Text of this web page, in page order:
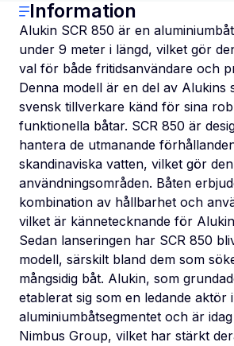
Information
Alukin SCR 850 är en
under 9 meter i längd, vilket gör
val för både fritidsanvändare och
Denna modell är en del av Alukins
svensk tillverkare känd för sina
funktionella båtar. SCR 850 är
hantera de utmanande
skandinaviska vatten, vilket gör
användningsområden. Båten
kombination av hållbarhet och
vilket är kännetecknande för
Sedan lanseringen har SCR 850
modell, särskilt bland dem som
mångsidig båt. Alukin, som
etablerat sig som en ledande aktör
aluminiumbåtsegmentet och är
Nimbus Group, vilket har stärkt